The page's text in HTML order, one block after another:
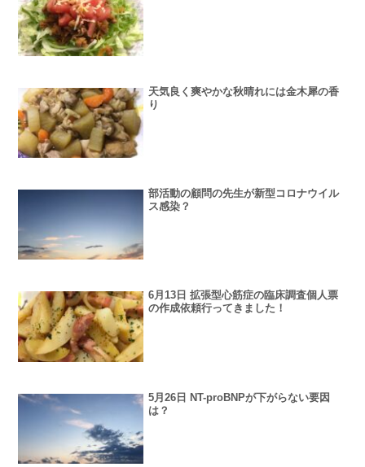
天気良く爽やかな秋晴れには金木犀の香
り
部活動の顧問の先生が新型コロナウイル
ス感染？
6月13日 拡張型心筋症の臨床調査個人票
の作成依頼行ってきました！
5月26日 NT-proBNPが下がらない要因
は？